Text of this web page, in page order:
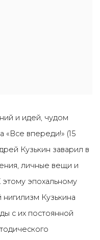
и идей, чудом
впереди!» (15
Кузькин заварил в
личные вещи и
эпохальному
Кузькина
с их постоянной